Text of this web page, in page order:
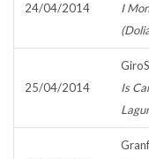
24/04/2014
I
25/04/2014
Is